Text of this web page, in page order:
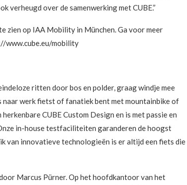
verheugd over de samenwerking met CUBE.”
zien op IAA Mobility in München. Ga voor meer
www.cube.eu/mobility
ritten door bos en polder, graag windje mee
naar werk fietst of fanatiek bent met mountainbike of
CUBE Custom Design en is met passie en
in-house testfaciliteiten garanderen de hoogst
van innovatieve technologieën is er altijd een fiets die
Marcus Pürner. Op het hoofdkantoor van het